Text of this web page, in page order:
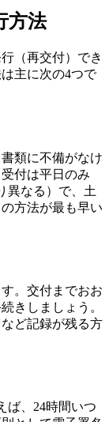
方法
（再交付）でき
主に次の4つで
類に不備がなけ
付は平日のみ
異なる）で、土
方法が最も早い
。交付までおお
きしましょう。
ど記録が残る方
ば、24時間いつ